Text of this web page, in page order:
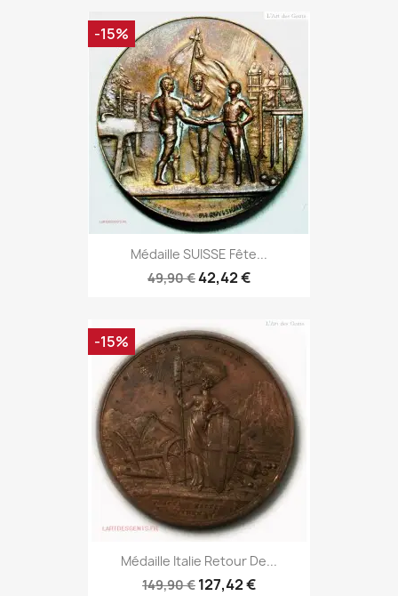
Médaille SUISSE Fête...
49,90 €42,42 €
-15%
Médaille Italie Retour De...
149,90 € 127,42 €
-15%